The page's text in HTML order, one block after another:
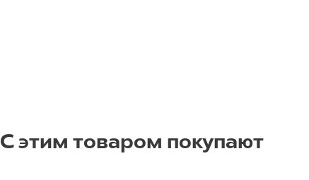
С этим товаром покупают